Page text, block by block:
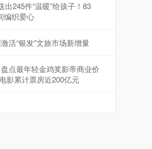
出245件“温暖”给孩子！83
编织爱心
活“银发”文旅市场新增量
点最年轻金鸡奖影帝商业价
影累计票房近200亿元